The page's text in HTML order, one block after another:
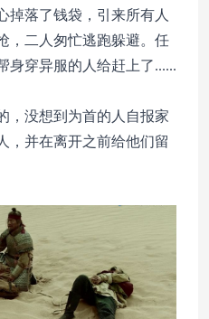
掉落了钱袋，引来所有人
，二人匆忙逃跑躲避。任
身穿异服的人给赶上了......
，没想到为首的人自报家
，并在离开之前给他们留